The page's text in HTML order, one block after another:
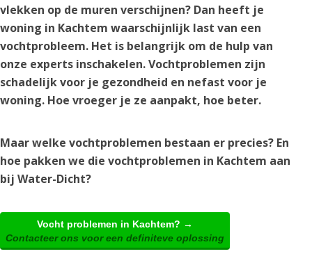
vlekken op de muren verschijnen? Dan heeft je
woning in Kachtem waarschijnlijk last van een
vochtprobleem. Het is belangrijk om de hulp van
onze experts inschakelen. Vochtproblemen zijn
schadelijk voor je gezondheid en nefast voor je
woning. Hoe vroeger je ze aanpakt, hoe beter.
Maar welke vochtproblemen bestaan er precies? En
hoe pakken we die vochtproblemen in Kachtem aan
bij Water-Dicht?
Vocht problemen in Kachtem? →
Contacteer ons voor een definiteve oplossing